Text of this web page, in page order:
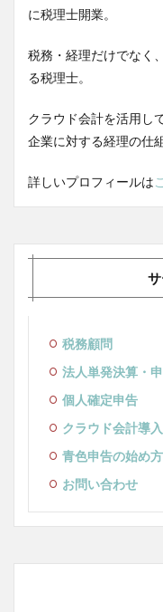
に税理士開業。
税務・経理だけでなく
る税理士。
クラウド会計を活用し
企業に対する経理の仕
詳しいプロフィールは
税務顧問
法人単発決算・
個人確定申告
クラウド会計導入
青色申告の始め
お問い合わせ